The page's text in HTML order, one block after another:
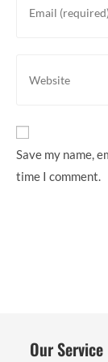
username
your
your
URL
Save my name,
time I comment.
Our Service